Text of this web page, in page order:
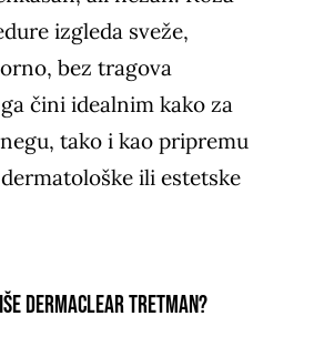
izgleda sveže,
bez tragova
čini idealnim kako za
tako i kao pripremu
ili estetske
DermaClear tretman?